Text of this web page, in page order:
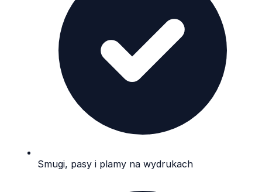
Smugi, pasy i plamy na wydrukach